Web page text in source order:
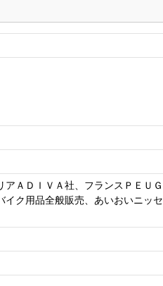
ＡＤＩＶＡ社、フランスＰＥＵＧ
ク用品全般販売、あいおいニッセ